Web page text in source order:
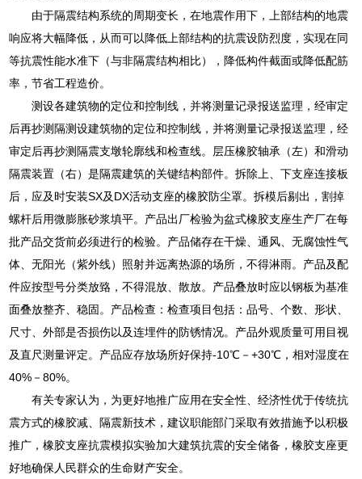
由于隔震结构系统的周期变长，在地震作用下，上部结构的地震
响应将大幅降低，从而可以降低上部结构的抗震设防烈度，实现在同
等抗震性能水准下（与非隔震结构相比），降低构件截面或降低配筋
率，节省工程造价。
测设各建筑物的定位和控制线，并将测量记录报送监理，经审定
后再抄测隔测设建筑物的定位和控制线，并将测量记录报送监理，经
审定后再抄测隔震支墩轮廓线和检查线。层压橡胶轴承（左）和滑动
隔震装置（右）是隔震建筑的关键结构部件。拆除上、下支座连接板
后，应及时安装SX及DX活动支座的橡胶防尘罩。拆模后剔出，割掉
螺杆后用微膨胀砂浆填平。产品出厂检验为盆式橡胶支座生产厂在每
批产品交货前必须进行的检验。产品储存在干燥、通风、无腐蚀性气
体、无阳光（紫外线）照射并远离热源的场所，不得淋雨。产品及配
件应按型号分类放臵，不得混放、散放。产品叠放时应以钢板为基准
面叠放整齐、稳固。产品检查：检查项目包括：品号、个数、形状、
尺寸、外部是否损伤以及连埋件的防锈情况。产品外观质量可用目视
及直尺测量评定。产品应存放场所好保持-10℃－+30℃，相对湿度在
40%－80%。
有关专家认为，为更好地推广应用在安全性、经济性优于传统抗
震方式的橡胶减、隔震新技术，建议职能部门采取有效措施予以积极
推广，橡胶支座抗震模拟实验加大建筑抗震的安全储备，橡胶支座更
好地确保人民群众的生命财产安全。